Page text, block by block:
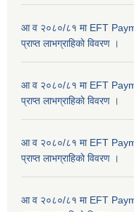
आ व २०८०/८१ मा EFT
प्राप्त लाभग्राहिकाे विवरण ।
आ व २०८०/८१ मा EFT
प्राप्त लाभग्राहिकाे विवरण ।
आ व २०८०/८१ मा EFT
प्राप्त लाभग्राहिकाे विवरण ।
आ व २०८०/८१ मा EFT